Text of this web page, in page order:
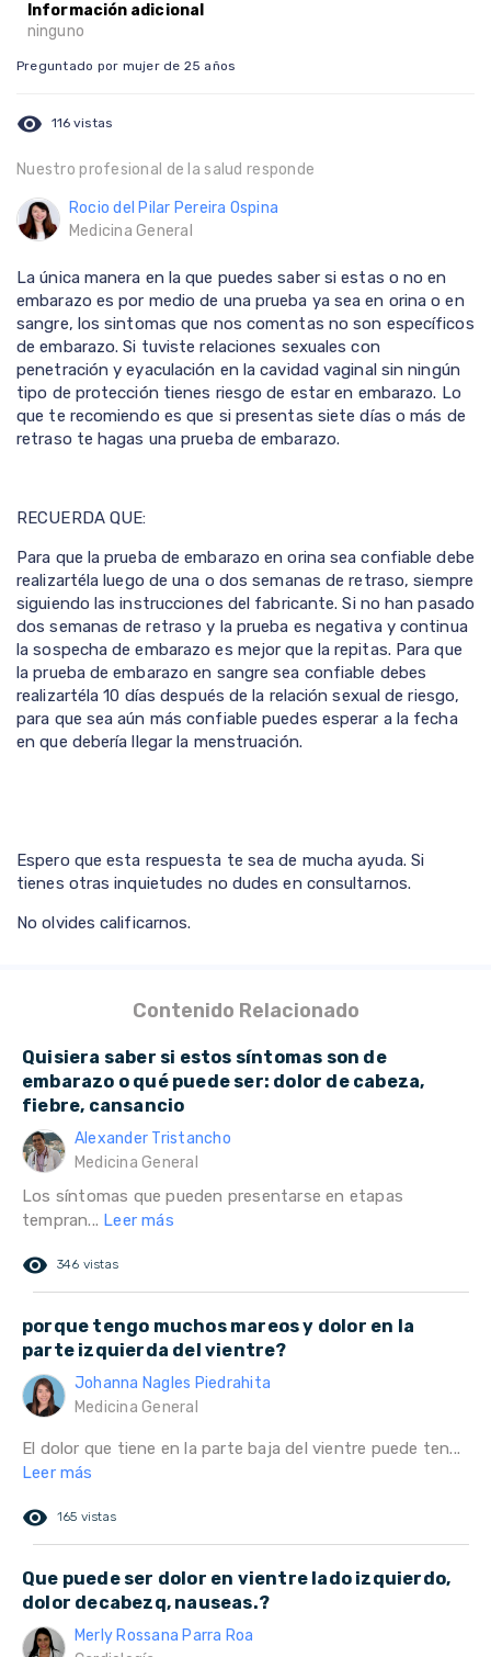
Información adicional
ninguno
Preguntado por mujer de 25 años
visibility 116 vistas
Nuestro profesional de la salud responde
Rocio del Pilar Pereira Ospina
Medicina General
La única manera en la que puedes saber si estas o no en
embarazo es por medio de una prueba ya sea en orina o en
sangre, los sintomas que nos comentas no son específicos
de embarazo. Si tuviste relaciones sexuales con
penetración y eyaculación en la cavidad vaginal sin ningún
tipo de protección tienes riesgo de estar en embarazo. Lo
que te recomiendo es que si presentas siete días o más de
retraso te hagas una prueba de embarazo.
RECUERDA QUE:
Para que la prueba de embarazo en orina sea confiable debe
realizartéla luego de una o dos semanas de retraso, siempre
siguiendo las instrucciones del fabricante. Si no han pasado
dos semanas de retraso y la prueba es negativa y continua
la sospecha de embarazo es mejor que la repitas. Para que
la prueba de embarazo en sangre sea confiable debes
realizartéla 10 días después de la relación sexual de riesgo,
para que sea aún más confiable puedes esperar a la fecha
en que debería llegar la menstruación.
Espero que esta respuesta te sea de mucha ayuda. Si
tienes otras inquietudes no dudes en consultarnos.
No olvides calificarnos.
Contenido Relacionado
Quisiera saber si estos síntomas son de
embarazo o qué puede ser: dolor de cabeza,
fiebre, cansancio
Alexander Tristancho
Medicina General
Los síntomas que pueden presentarse en etapas
tempran... Leer más
remove_red_eye 346 vistas
porque tengo muchos mareos y dolor en la
parte izquierda del vientre?
Johanna Nagles Piedrahita
Medicina General
El dolor que tiene en la parte baja del vientre puede ten...
Leer más
remove_red_eye 165 vistas
Que puede ser dolor en vientre lado izquierdo,
dolor decabezq, nauseas.?
Merly Rossana Parra Roa